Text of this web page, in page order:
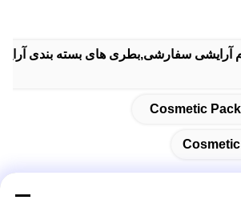
آرایشی سفارشی,بطری های بسته بندی
Cosmetic